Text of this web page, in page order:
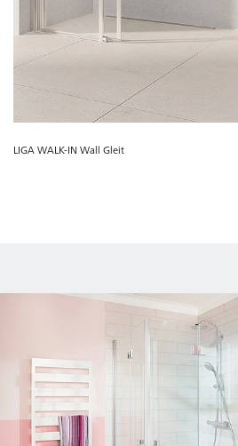
LIGA WALK-IN Wall Gleit